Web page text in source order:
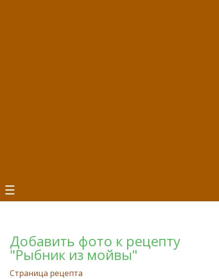
☰
Добавить фото к рецепту
"Рыбник из мойвы"
Страница рецепта